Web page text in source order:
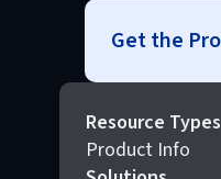
Get the
Resource Types
Product Info